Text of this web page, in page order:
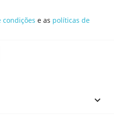
condições e as políticas de
